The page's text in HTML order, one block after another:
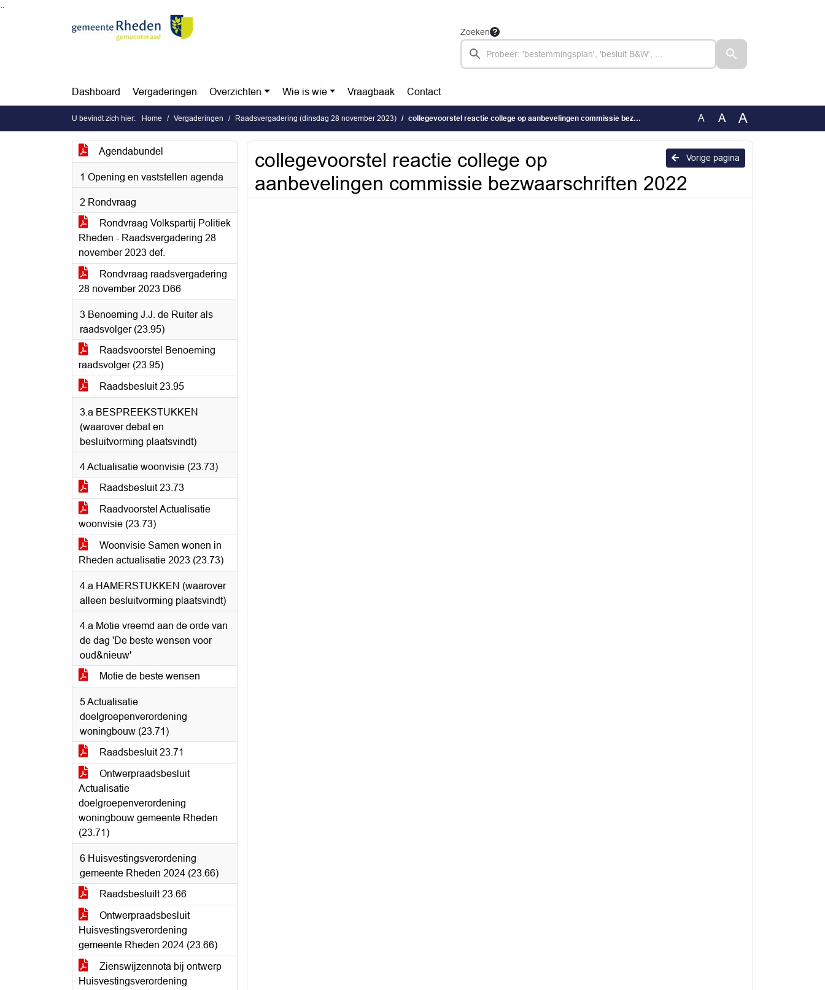
Zoeken
Dashboard Vergaderingen Overzichten Wie is wie Vraagbaak Contact
U bevindt zich hier: Home Vergaderingen Raadsvergadering (dinsdag 28 november 2023) collegevoorstel reactie college op aanbevelingen commissie bezwaarschriften 2022 A A A
Agendabundel
1 Opening en vaststellen agenda
2 Rondvraag
Rondvraag Volkspartij Politiek
Rheden - Raadsvergadering 28
november 2023 def.
Rondvraag raadsvergadering
28 november 2023 D66
3 Benoeming J.J. de Ruiter als
raadsvolger (23.95)
Raadsvoorstel Benoeming
raadsvolger (23.95)
Raadsbesluit 23.95
3.a BESPREEKSTUKKEN
(waarover debat en
besluitvorming plaatsvindt)
4 Actualisatie woonvisie (23.73)
Raadsbesluit 23.73
Raadvoorstel Actualisatie
woonvisie (23.73)
Woonvisie Samen wonen in
Rheden actualisatie 2023 (23.73)
4.a HAMERSTUKKEN (waarover
alleen besluitvorming plaatsvindt)
4.a Motie vreemd aan de orde van
de dag 'De beste wensen voor
oud&nieuw'
Motie de beste wensen
5 Actualisatie
doelgroepenverordening
woningbouw (23.71)
Raadsbesluit 23.71
Ontwerpraadsbesluit
Actualisatie
doelgroepenverordening
woningbouw gemeente Rheden
(23.71)
6 Huisvestingsverordening
gemeente Rheden 2024 (23.66)
Raadsbesluilt 23.66
Ontwerpraadsbesluit
Huisvestingsverordening
gemeente Rheden 2024 (23.66)
Zienswijzennota bij ontwerp
Huisvestingsverordening
Vorige pagina
collegevoorstel reactie college op
aanbevelingen commissie bezwaarschriften 2022